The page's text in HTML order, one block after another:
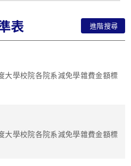
表 進階搜尋
大學校院各院系減免學雜費金額標
大學校院各院系減免學雜費金額標